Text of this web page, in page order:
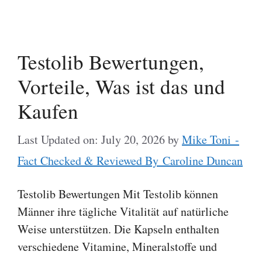
Testolib Bewertungen,
Vorteile, Was ist das und
Kaufen
Last Updated on: July 20, 2026byMike Toni -
Fact Checked & Reviewed By Caroline Duncan
Testolib Bewertungen Mit Testolib können
Männer ihre tägliche Vitalität auf natürliche
Weise unterstützen. Die Kapseln enthalten
verschiedene Vitamine, Mineralstoffe und